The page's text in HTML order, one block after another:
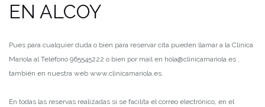
EN ALCOY
Pues para cualquier duda o bien para reservar cita pueden llamar a la Clínica
Mariola al Teléfono 965545222 o bien por mail en hola@clinicamariola.es ,
también en nuestra web www.clinicamariola.es.
En todas las reservas realizadas si se facilita el correo electrónico, en el